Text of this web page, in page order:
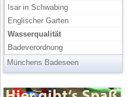
Isar in Schwabing
Englischer Garten
Wasserqualität
Badeverordnung
Münchens Badeseen